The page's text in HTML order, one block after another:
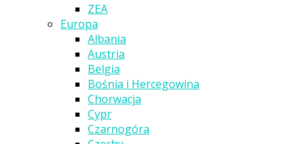
ZEA
Europa
Albania
Austria
Belgia
Bośnia i Hercegowina
Chorwacja
Cypr
Czarnogóra